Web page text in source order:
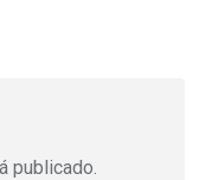
publicado.